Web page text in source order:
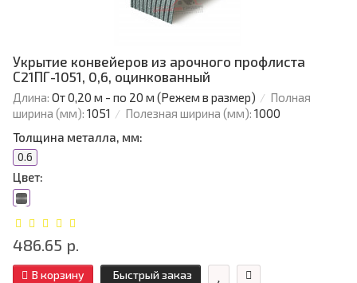
Укрытие конвейеров из арочного профлиста
С21ПГ-1051, 0,6, оцинкованный
Длина: От 0,20 м - по 20 м (Режем в размер)
Полная
ширина (мм): 1051 Полезная ширина (мм): 1000
Толщина металла, мм:
0.6
Цвет:
486.65 р.
В корзину Быстрый заказ